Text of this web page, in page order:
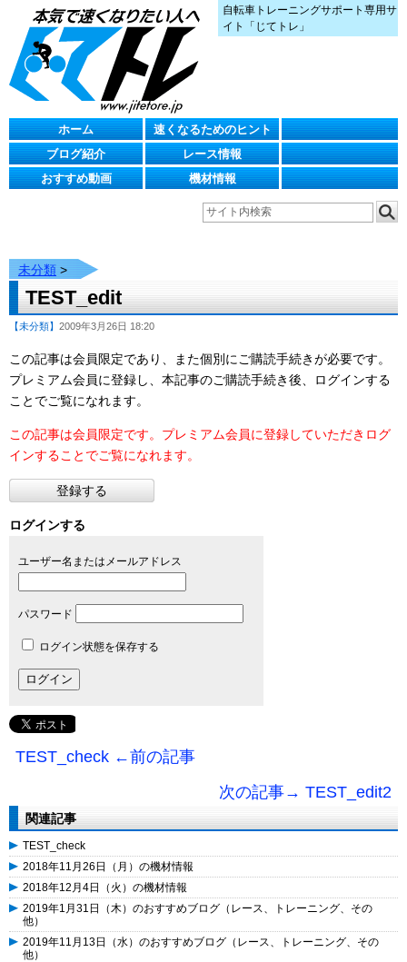
自転車トレーニングサポート専用サ
イト「じてトレ」
ホーム
速くなるためのヒント
ブログ紹介
レース情報
おすすめ動画
機材情報
未分類 >
TEST_edit
【未分類】 2009年3月26日 18:20
この記事は会員限定であり、また個別にご購読手続きが必要です。
プレミアム会員に登録し、本記事のご購読手続き後、ログインする
ことでご覧になれます。
この記事は会員限定です。プレミアム会員に登録していただきログ
インすることでご覧になれます。
登録する
ログインする
ユーザー名またはメールアドレス
パスワード
ログイン状態を保存する
TEST_check ←前の記事
次の記事→ TEST_edit2
関連記事
TEST_check
2018年11月26日（月）の機材情報
2018年12月4日（火）の機材情報
2019年1月31日（木）のおすすめブログ（レース、トレーニング、その
他）
2019年11月13日（水）のおすすめブログ（レース、トレーニング、その
他）